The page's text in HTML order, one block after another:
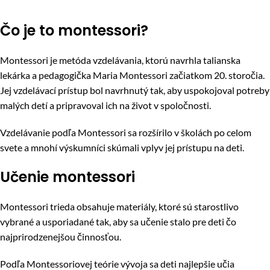
Čo je to montessori?
Montessori je metóda vzdelávania, ktorú navrhla talianska
lekárka a pedagogička Maria Montessori začiatkom 20. storočia.
Jej vzdelávací prístup bol navrhnutý tak, aby uspokojoval potreby
malých detí a pripravoval ich na život v spoločnosti.
Vzdelávanie podľa Montessori sa rozšírilo v školách po celom
svete a mnohí výskumníci skúmali vplyv jej prístupu na deti.
Učenie montessori
Montessori trieda obsahuje materiály, ktoré sú starostlivo
vybrané a usporiadané tak, aby sa učenie stalo pre deti čo
najprirodzenejšou činnosťou.
Podľa Montessoriovej teórie vývoja sa deti najlepšie učia